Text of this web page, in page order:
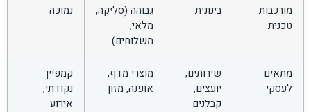
מורכבות
טכנית
בינונית
גבוהה (סליקה,
מלאי,
משלוחים)
נמוכה
מתאים
לעסקי
שירותים,
יועצים,
קבלנים
מוצרי מדף,
אופנה, מזון
קמפיין
נקודתי,
אירוע